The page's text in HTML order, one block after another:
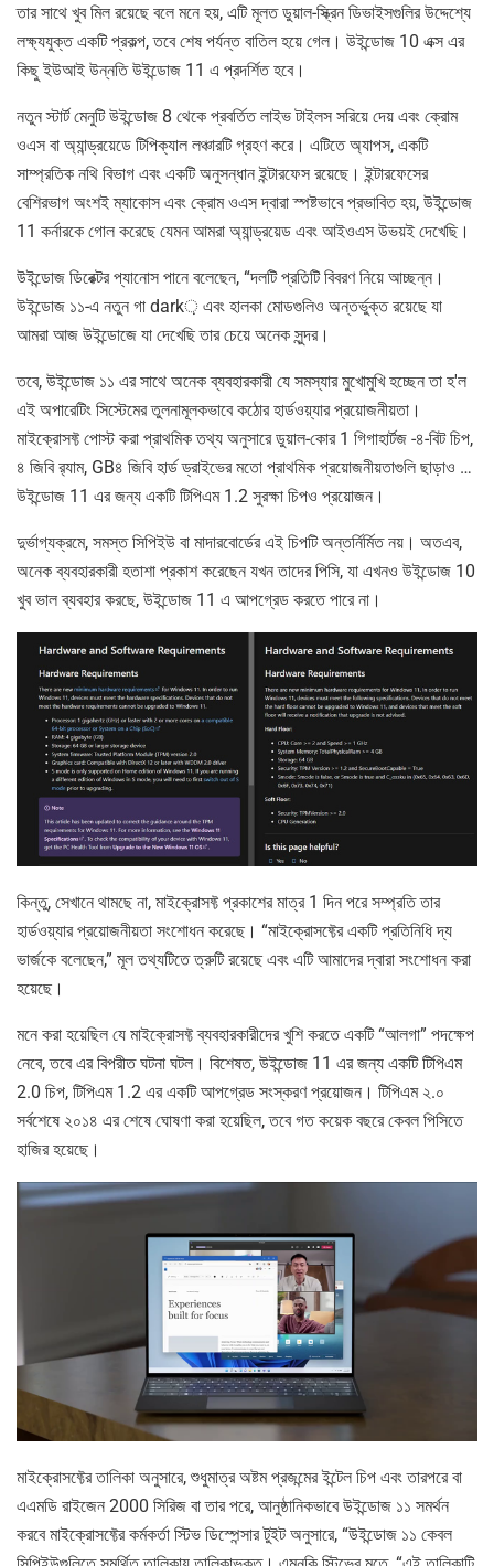
তার সাথে খুব মিল রয়েছে বলে মনে হয়, এটি মূলত ডুয়াল-স্ক্রিন ডিভাইসগুলির উদ্দেশ্যে
লক্ষ্যযুক্ত একটি প্রকল্প, তবে শেষ পর্যন্ত বাতিল হয়ে গেল। উইন্ডোজ 10 এক্স এর
কিছু ইউআই উন্নতি উইন্ডোজ 11 এ প্রদর্শিত হবে।
নতুন স্টার্ট মেনুটি উইন্ডোজ 8 থেকে প্রবর্তিত লাইভ টাইলস সরিয়ে দেয় এবং ক্রোম
ওএস বা অ্যান্ড্রয়েডে টিপিক্যাল লঞ্চারটি গ্রহণ করে। এটিতে অ্যাপস, একটি
সাম্প্রতিক নথি বিভাগ এবং একটি অনুসন্ধান ইন্টারফেস রয়েছে। ইন্টারফেসের
বেশিরভাগ অংশই ম্যাকোস এবং ক্রোম ওএস দ্বারা স্পষ্টভাবে প্রভাবিত হয়, উইন্ডোজ
11 কর্নারকে গোল করেছে যেমন আমরা অ্যান্ড্রয়েড এবং আইওএস উভয়ই দেখেছি।
উইন্ডোজ ডিরেক্টর প্যানোস পানে বলেছেন, “দলটি প্রতিটি বিবরণ নিয়ে আচ্ছন্ন।
উইন্ডোজ ১১-এ নতুন গা dark় এবং হালকা মোডগুলিও অন্তর্ভুক্ত রয়েছে যা
আমরা আজ উইন্ডোজে যা দেখেছি তার চেয়ে অনেক সুন্দর।
তবে, উইন্ডোজ ১১ এর সাথে অনেক ব্যবহারকারী যে সমস্যার মুখোমুখি হচ্ছেন তা হ'ল
এই অপারেটিং সিস্টেমের তুলনামূলকভাবে কঠোর হার্ডওয়্যার প্রয়োজনীয়তা।
মাইক্রোসফ্ট পোস্ট করা প্রাথমিক তথ্য অনুসারে ডুয়াল-কোর 1 গিগাহার্টজ -৪-বিট চিপ,
৪ জিবি র‌্যাম, GB৪ জিবি হার্ড ড্রাইভের মতো প্রাথমিক প্রয়োজনীয়তাগুলি ছাড়াও …
উইন্ডোজ 11 এর জন্য একটি টিপিএম 1.2 সুরক্ষা চিপও প্রয়োজন।
দুর্ভাগ্যক্রমে, সমস্ত সিপিইউ বা মাদারবোর্ডের এই চিপটি অন্তর্নির্মিত নয়। অতএব,
অনেক ব্যবহারকারী হতাশা প্রকাশ করেছেন যখন তাদের পিসি, যা এখনও উইন্ডোজ 10
খুব ভাল ব্যবহার করছে, উইন্ডোজ 11 এ আপগ্রেড করতে পারে না।
কিন্তু, সেখানে থামছে না, মাইক্রোসফ্ট প্রকাশের মাত্র 1 দিন পরে সম্প্রতি তার
হার্ডওয়্যার প্রয়োজনীয়তা সংশোধন করেছে। “মাইক্রোসফ্টের একটি প্রতিনিধি দ্য
ভার্জকে বলেছেন,” মূল তথ্যটিতে ত্রুটি রয়েছে এবং এটি আমাদের দ্বারা সংশোধন করা
হয়েছে।
মনে করা হয়েছিল যে মাইক্রোসফ্ট ব্যবহারকারীদের খুশি করতে একটি “আলগা” পদক্ষেপ
নেবে, তবে এর বিপরীত ঘটনা ঘটল। বিশেষত, উইন্ডোজ 11 এর জন্য একটি টিপিএম
2.0 চিপ, টিপিএম 1.2 এর একটি আপগ্রেড সংস্করণ প্রয়োজন। টিপিএম ২.০
সর্বশেষে ২০১৪ এর শেষে ঘোষণা করা হয়েছিল, তবে গত কয়েক বছরে কেবল পিসিতে
হাজির হয়েছে।
মাইক্রোসফ্টের তালিকা অনুসারে, শুধুমাত্র অষ্টম প্রজন্মের ইন্টেল চিপ এবং তারপরে বা
এএমডি রাইজেন 2000 সিরিজ বা তার পরে, আনুষ্ঠানিকভাবে উইন্ডোজ ১১ সমর্থন
করবে মাইক্রোসফ্টের কর্মকর্তা স্টিভ ডিস্পেন্সার টুইট অনুসারে, “উইন্ডোজ ১১ কেবল